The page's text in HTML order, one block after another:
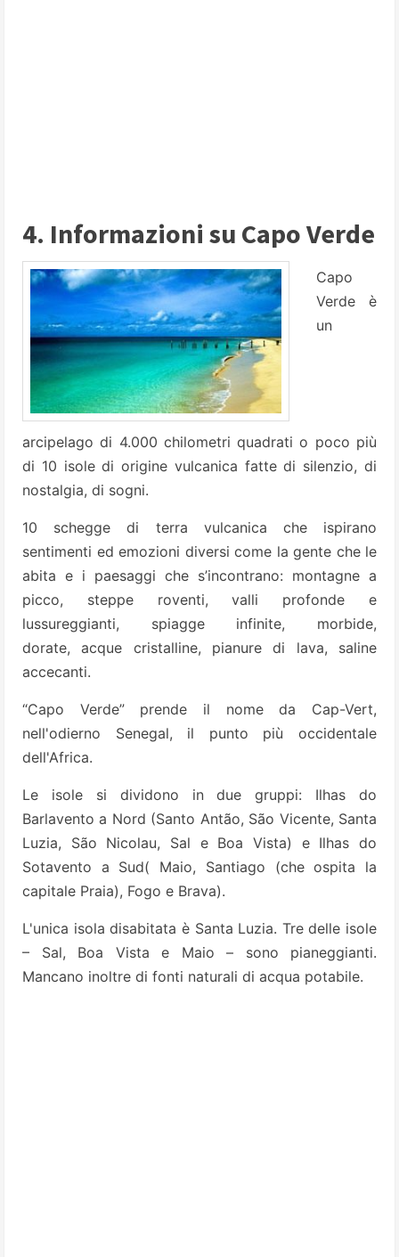
4. Informazioni su Capo Verde
Capo
Verde è
un
arcipelago di 4.000 chilometri quadrati o poco più
di 10 isole di origine vulcanica fatte di silenzio, di
nostalgia, di sogni.
10 schegge di terra vulcanica che ispirano
sentimenti ed emozioni diversi come la gente che le
abita e i paesaggi che s’incontrano: montagne a
picco, steppe roventi, valli profonde e
lussureggianti, spiagge infinite, morbide,
dorate, acque cristalline, pianure di lava, saline
accecanti.
“Capo Verde” prende il nome da Cap-Vert,
nell'odierno Senegal, il punto più occidentale
dell'Africa.
Le isole si dividono in due gruppi: Ilhas do
Barlavento a Nord (Santo Antão, São Vicente, Santa
Luzia, São Nicolau, Sal e Boa Vista) e Ilhas do
Sotavento a Sud( Maio, Santiago (che ospita la
capitale Praia), Fogo e Brava).
L'unica isola disabitata è Santa Luzia. Tre delle isole
– Sal, Boa Vista e Maio – sono pianeggianti.
Mancano inoltre di fonti naturali di acqua potabile.